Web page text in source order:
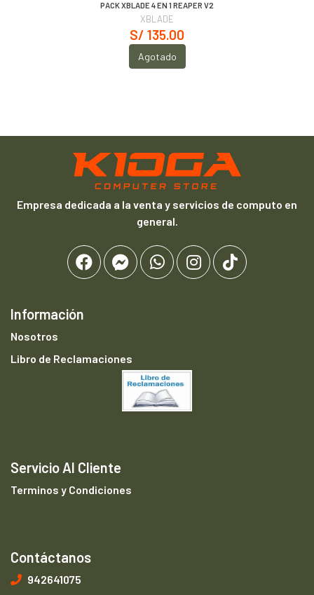
PACK XBLADE 4 EN 1 REAPER V2
XBLADE
S/ 135.00
Agotado
Empresa dedicada a la venta y servicios de computo en
general.
Información
Nosotros
Libro de Reclamaciones
Servicio Al Cliente
Terminos y Condiciones
Contáctanos
942641075